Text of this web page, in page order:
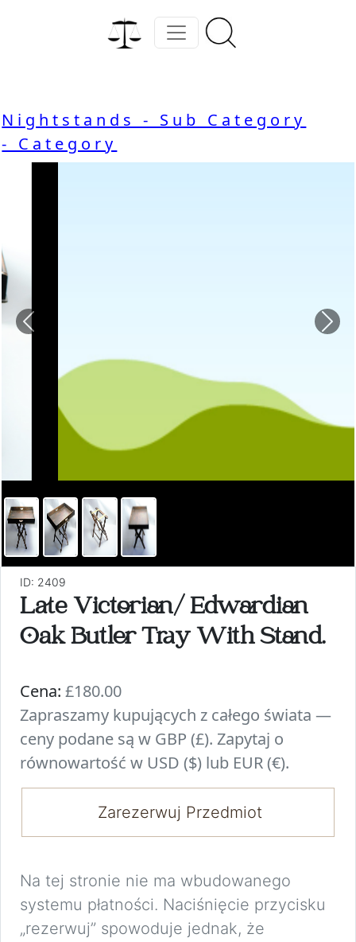
Nightstands - Sub Category
- Category
Previous
ID: 2409
Late Victorian/ Edwardian
Oak Butler Tray With Stand.
Cena: £180.00
Zapraszamy kupujących z całego świata —
ceny podane są w GBP (£). Zapytaj o
równowartość w USD ($) lub EUR (€).
Zarezerwuj Przedmiot
Na tej stronie nie ma wbudowanego
systemu płatności. Naciśnięcie przycisku
„rezerwuj” spowoduje jednak, że